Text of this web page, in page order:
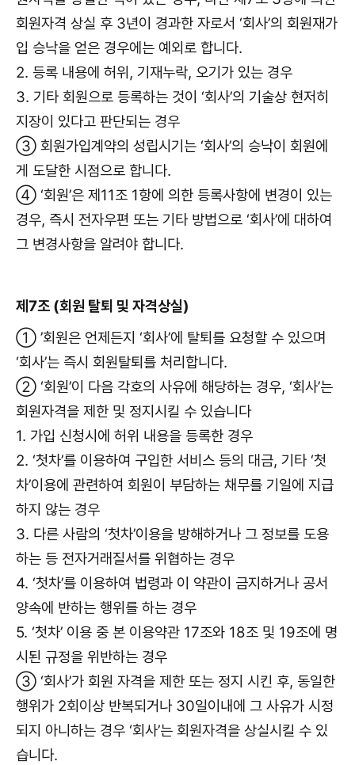
회원자격 상실 후 3년이 경과한 자로서 ‘회사’의 회원재가
입 승낙을 얻은 경우에는 예외로 합니다.
2. 등록 내용에 허위, 기재누락, 오기가 있는 경우
3. 기타 회원으로 등록하는 것이 ‘회사’의 기술상 현저히
지장이 있다고 판단되는 경우
③ 회원가입계약의 성립시기는 ‘회사’의 승낙이 회원에
게 도달한 시점으로 합니다.
④ ‘회원’은 제11조 1항에 의한 등록사항에 변경이 있는
경우, 즉시 전자우편 또는 기타 방법으로 ‘회사’에 대하여
그 변경사항을 알려야 합니다.
제7조 (회원 탈퇴 및 자격상실)
① ’회원은 언제든지 ‘회사’에 탈퇴를 요청할 수 있으며
‘회사’는 즉시 회원탈퇴를 처리합니다.
② ‘회원’이 다음 각호의 사유에 해당하는 경우, ‘회사’는
회원자격을 제한 및 정지시킬 수 있습니다
1. 가입 신청시에 허위 내용을 등록한 경우
2. ‘첫차’를 이용하여 구입한 서비스 등의 대금, 기타 ‘첫
차’이용에 관련하여 회원이 부담하는 채무를 기일에 지급
하지 않는 경우
3. 다른 사람의 ‘첫차’이용을 방해하거나 그 정보를 도용
하는 등 전자거래질서를 위협하는 경우
4. ‘첫차’를 이용하여 법령과 이 약관이 금지하거나 공서
양속에 반하는 행위를 하는 경우
5. ‘첫차’ 이용 중 본 이용약관 17조와 18조 및 19조에 명
시된 규정을 위반하는 경우
③ ‘회사’가 회원 자격을 제한 또는 정지 시킨 후, 동일한
행위가 2회이상 반복되거나 30일이내에 그 사유가 시정
되지 아니하는 경우 ‘회사’는 회원자격을 상실시킬 수 있
습니다.